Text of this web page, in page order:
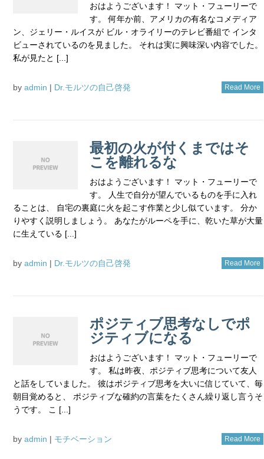
おはようございます！ マット・フューリーで
す。 何年か前、アメリカの有名なコメディア
ン、ジェリー・ルイスが ビル・オライリーのテレビ番組で インタ
ビューされているのを見ました。 それは実に興味深い内容でした。
私が見たと [...]
by admin | Dr.モルツの自己啓発 Read More
最初の火が付くまではそ
こを離れるな
おはようございます！ マット・フューリーで
す。 人生で自分が望んでいるものを手に入れ
ることは、 自宅の裏庭に火を起こす作業と少し似ています。 分か
りやすく説明しましょう。 あなたがルーペを手に、乾いた草が大量
に生えている [...]
by admin | Dr.モルツの自己啓発 Read More
ポジティブ思考なしでポ
ジティブになる
おはようございます！ マット・フューリーで
す。 私は昨夜、ポジティブ思考について友人
と話をしていました。 彼はポジティブ思考を大いに信じていて、毎
朝目覚めると、 ポジティブな確約の言葉をたくさん繰り返し言うそ
うです。 こ [...]
by admin | モチベーション Read More